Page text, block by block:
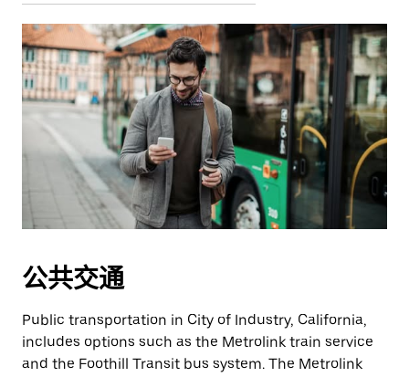
公共交通
Public transportation in City of Industry, California,
includes options such as the Metrolink train service
and the Foothill Transit bus system. The Metrolink